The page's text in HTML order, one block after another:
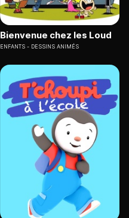
Bienvenue chez les Loud
ENFANTS DESSINS ANIMÉS